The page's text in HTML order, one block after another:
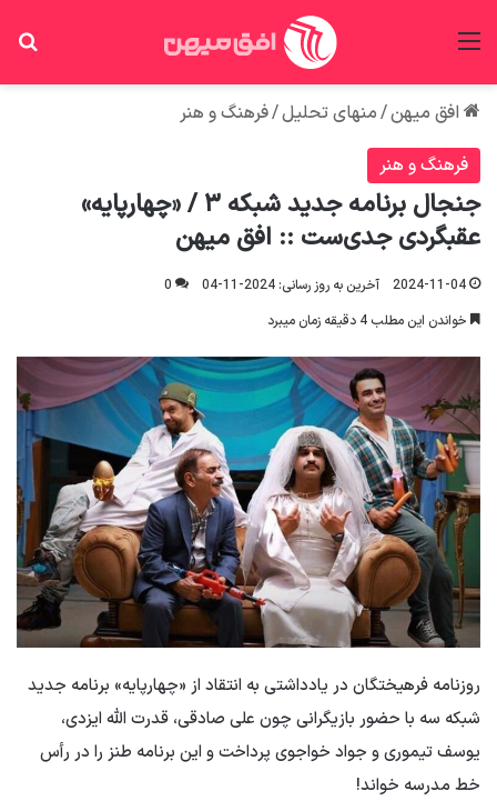
افق میهن/منهای تحلیل/فرهنگ و هنر
فرهنگ و هنر
جنجال برنامه جدید شبکه ۳ / «چهارپایه»
عقبگردی جدی‌ست :: افق میهن
2024-11-04 آخرین به روز رسانی: 2024-11-04
0
خواندن این مطلب 4 دقیقه زمان میبرد
روزنامه فرهیختگان در یادداشتی به انتقاد از «چهارپایه» برنامه جدید
شبکه سه با حضور بازیگرانی چون علی صادقی، قدرت الله ایزدی،
یوسف تیموری و جواد خواجوی پرداخت و این برنامه طنز را در رأس
خط مدرسه خواند!